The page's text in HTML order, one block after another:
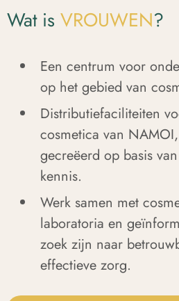
Wat is VROUWEN?
Een centrum voor
op het gebied van
Distributiefaciliteiten
cosmetica van
gecreëerd op basis
kennis.
Werk samen met
laboratoria en
zoek zijn naar
effectieve zorg.